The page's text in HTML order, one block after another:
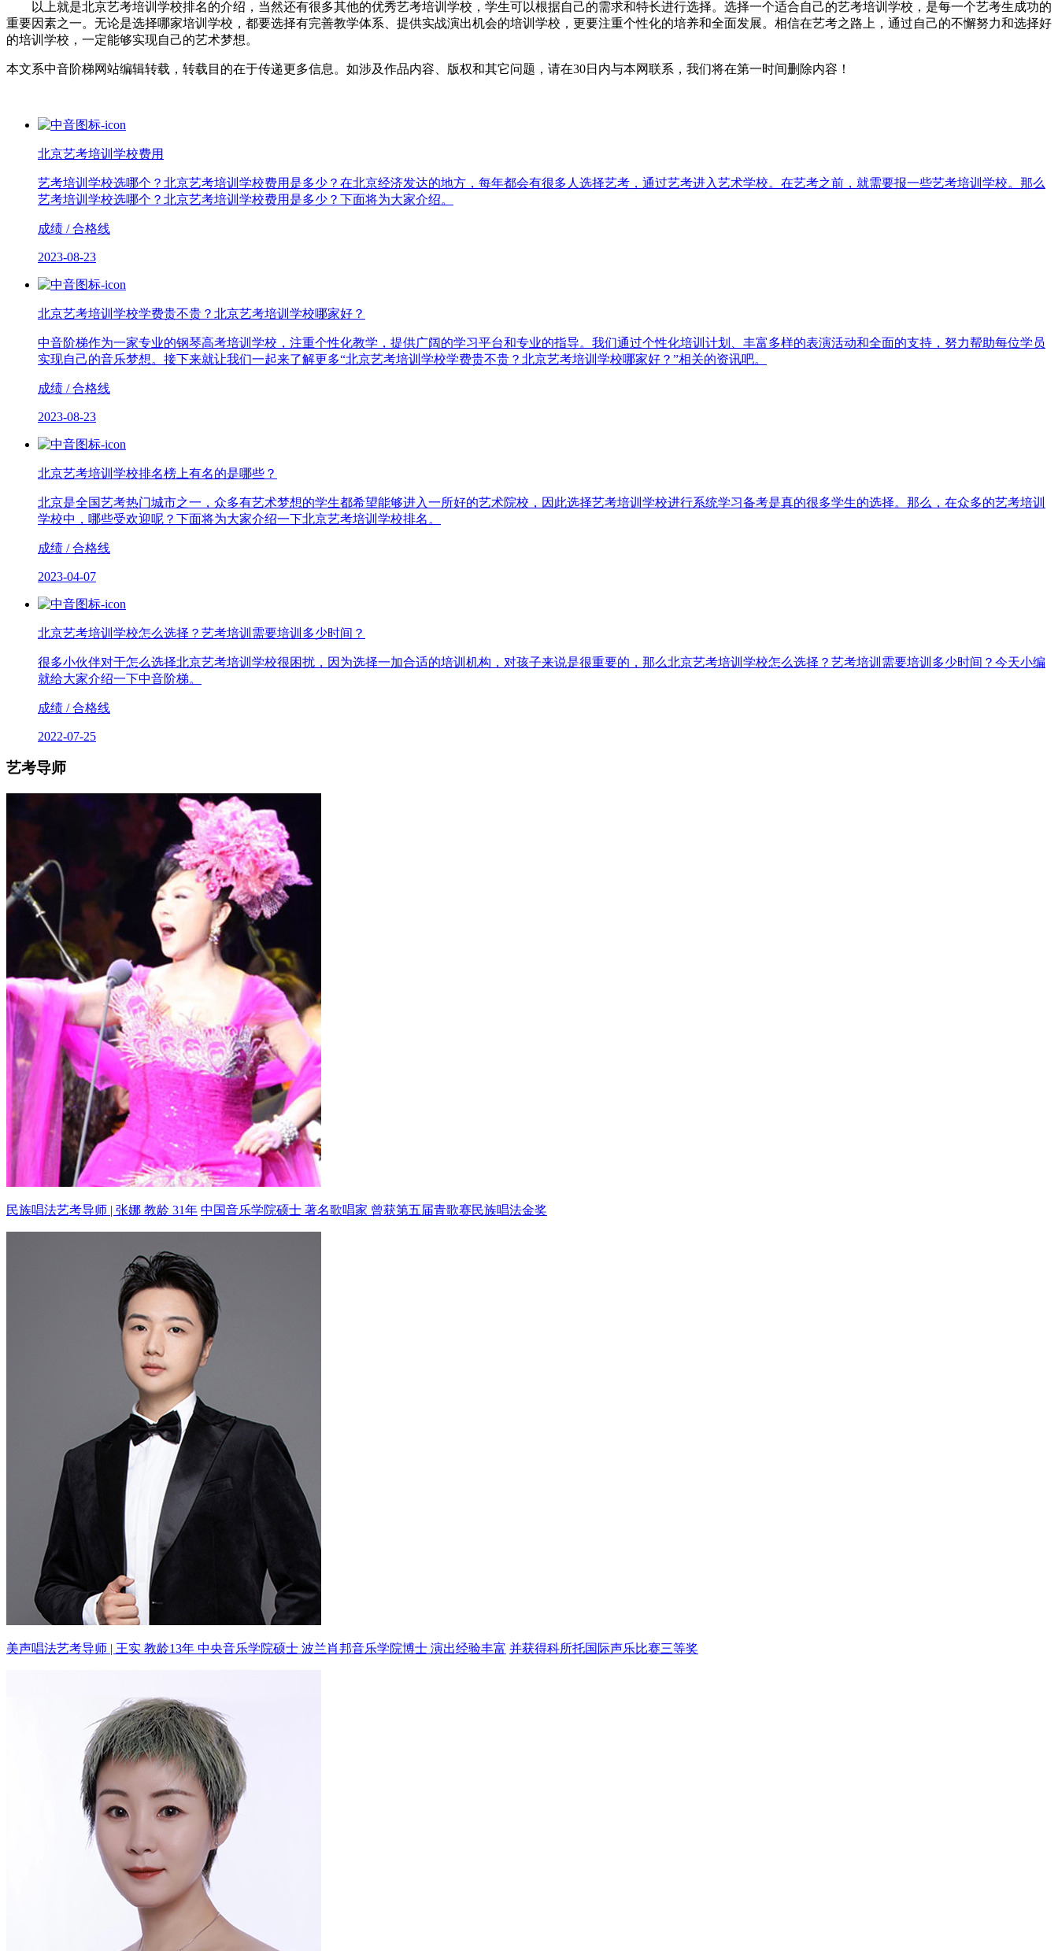
以上就是北京艺考培训学校排名的介绍，当然还有很多其他的优秀艺考培训学校，学生可以根据自己的需求和特长进行选择。选择一个适合自己的艺考培训学校，是每一个艺考生成功的
重要因素之一。无论是选择哪家培训学校，都要选择有完善教学体系、提供实战演出机会的培训学校，更要注重个性化的培养和全面发展。相信在艺考之路上，通过自己的不懈努力和选择好
的培训学校，一定能够实现自己的艺术梦想。
本文系中音阶梯网站编辑转载，转载目的在于传递更多信息。如涉及作品内容、版权和其它问题，请在30日内与本网联系，我们将在第一时间删除内容！
北京艺考培训学校费用
艺考培训学校选哪个？北京艺考培训学校费用是多少？在北京经济发达的地方，每年都会有很多人选择艺考，通过艺考进入艺术学校。在艺考之前，就需要报一些艺考培训学校。那么
艺考培训学校选哪个？北京艺考培训学校费用是多少？下面将为大家介绍。
成绩 / 合格线
2023-08-23
北京艺考培训学校学费贵不贵？北京艺考培训学校哪家好？
中音阶梯作为一家专业的钢琴高考培训学校，注重个性化教学，提供广阔的学习平台和专业的指导。我们通过个性化培训计划、丰富多样的表演活动和全面的支持，努力帮助每位学员
实现自己的音乐梦想。接下来就让我们一起来了解更多“北京艺考培训学校学费贵不贵？北京艺考培训学校哪家好？”相关的资讯吧。
成绩 / 合格线
2023-08-23
北京艺考培训学校排名榜上有名的是哪些？
北京是全国艺考热门城市之一，众多有艺术梦想的学生都希望能够进入一所好的艺术院校，因此选择艺考培训学校进行系统学习备考是真的很多学生的选择。那么，在众多的艺考培训
学校中，哪些受欢迎呢？下面将为大家介绍一下北京艺考培训学校排名。
成绩 / 合格线
2023-04-07
北京艺考培训学校怎么选择？艺考培训需要培训多少时间？
很多小伙伴对于怎么选择北京艺考培训学校很困扰，因为选择一加合适的培训机构，对孩子来说是很重要的，那么北京艺考培训学校怎么选择？艺考培训需要培训多少时间？今天小编
就给大家介绍一下中音阶梯。
成绩 / 合格线
2022-07-25
艺考导师
民族唱法艺考导师 | 张娜 教龄 31年 中国音乐学院硕士 著名歌唱家 曾获第五届青歌赛民族唱法金奖
美声唱法艺考导师 | 王实 教龄13年 中央音乐学院硕士 波兰肖邦音乐学院博士 演出经验丰富 并获得科所托国际声乐比赛三等奖